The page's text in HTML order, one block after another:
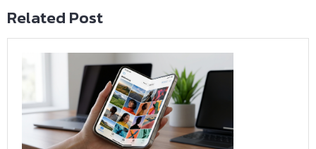
Related Post